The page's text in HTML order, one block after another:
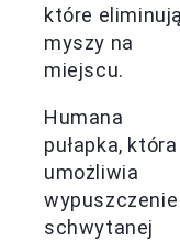
które eliminują
myszy na
miejscu.
Humana
pułapka, która
umożliwia
wypuszczenie
schwytanej